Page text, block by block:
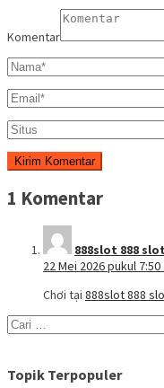
Komentar
1 Komentar
888slot 888 slot
22 Mei 2026 pukul 7:50
Chơi tại 888slot 888
Cari
untuk:
Topik Terpopuler